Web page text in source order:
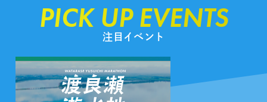
PICK UP EVENTS
注目イベント